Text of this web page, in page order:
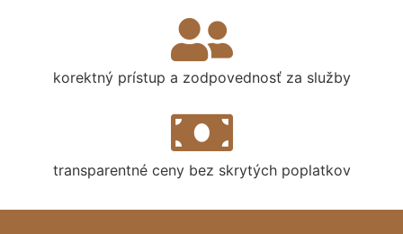
korektný prístup a zodpovednosť za služby
transparentné ceny bez skrytých poplatkov